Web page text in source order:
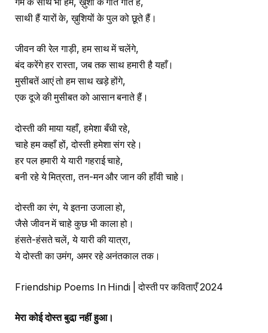
साथी हैं यारों के, ख़ुशियों के पुल को छूते हैं।
जीवन की रेल गाड़ी, हम साथ में चलेंगे,
बंद करेंगे हर रास्ता, जब तक साथ हमारी है यहाँ।
मुसीबतें आएं तो हम साथ खड़े होंगे,
एक दूजे की मुसीबत को आसान बनाते हैं।
दोस्ती की माया यहाँ, हमेशा बँधी रहे,
चाहे हम कहाँ हों, दोस्ती हमेशा संग रहे।
हर पल हमारी ये यारी गहराई चाहे,
बनी रहे ये मित्रता, तन-मन और जान की हाँवी चाहे।
दोस्ती का रंग, ये इतना उजाला हो,
जैसे जीवन में चाहे कुछ भी काला हो।
हंसते-हंसते चलें, ये यारी की यात्रा,
ये दोस्ती का उमंग, अमर रहे अनंतकाल तक।
Friendship Poems In Hindi | दोस्ती पर कविताएँ 2024
मेरा कोई दोस्त बुढा़ नहीं हुआ।